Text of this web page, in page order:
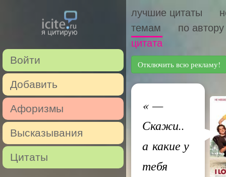
Войти
Добавить
Афоризмы
Высказывания
Цитаты
лучшие цитаты
темам
по автору
цитата
Отключить всю рекламу!
«—
Скажи..
а какие у
тебя